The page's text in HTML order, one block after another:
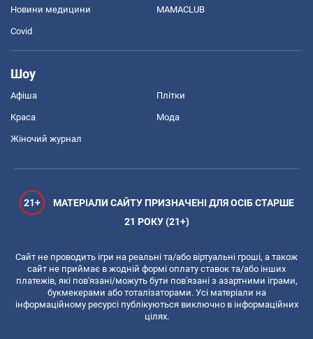
Новини медицини MAMACLUB
Covid
Шоу
Афіша Плітки
Краса Мода
Жіночий журнал
21+
МАТЕРІАЛИ САЙТУ ПРИЗНАЧЕНІ ДЛЯ ОСІБ СТАРШЕ
21 РОКУ (21+)
Сайт не проводить ігри на реальні та/або віртуальні гроші, а також
сайт не приймає в жодній формі оплату ставок та/або інших
платежів, які пов'язані/можуть бути пов'язані з азартними іграми,
букмекерами або тоталізаторами. Усі матеріали на
інформаційному ресурсі публікуються виключно в інформаційних
цілях.